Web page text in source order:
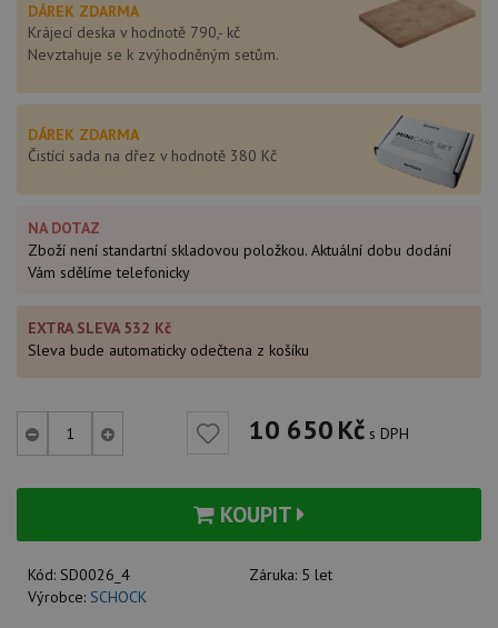
DÁREK ZDARMA
Krájecí deska v hodnotě 790,- kč
Nevztahuje se k zvýhodněným setům.
DÁREK ZDARMA
Čistící sada na dřez v hodnotě 380 Kč
NA DOTAZ
Zboží není standartní skladovou položkou. Aktuální dobu dodání
Vám sdělíme telefonicky
EXTRA SLEVA 532 Kč
Sleva bude automaticky odečtena z košíku
10 650Kč s DPH
KOUPIT
Kód: SD0026_4 Záruka: 5 let
Výrobce: SCHOCK